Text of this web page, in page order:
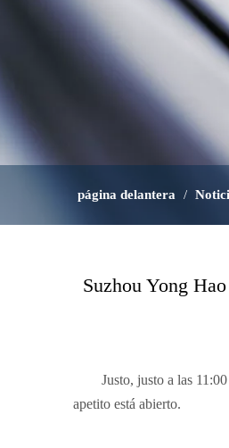
página delantera /
Suzhou Yong
Justo, justo a las
apetito está abierto.